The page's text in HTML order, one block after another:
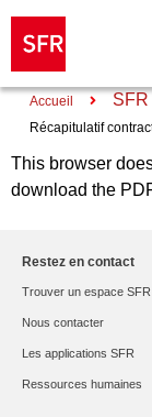
Accueil
Récapitulatif
This browser
download the
Restez en contact
Trouver un espace SFR
Nous contacter
Les applications SFR
Ressources humaines